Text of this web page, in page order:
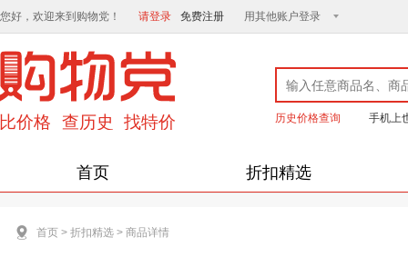
您好，欢迎来到购物党！ 请登录 免费注册 用其他账户登录
历史价格查询 手机上
首页 折扣精选
首页 > 折扣精选 > 商品详情